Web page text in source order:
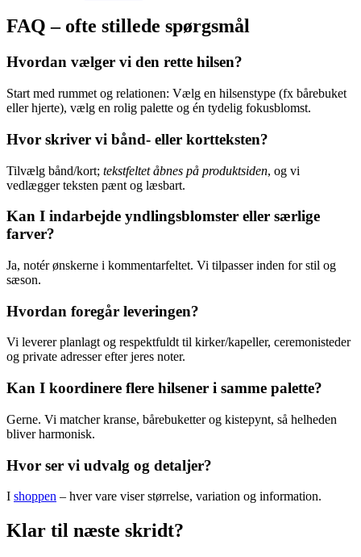
FAQ – ofte stillede spørgsmål
Hvordan vælger vi den rette hilsen?
Start med rummet og relationen: Vælg en hilsenstype (fx bårebuket
eller hjerte), vælg en rolig palette og én tydelig fokusblomst.
Hvor skriver vi bånd- eller kortteksten?
Tilvælg bånd/kort; tekstfeltet åbnes på produktsiden, og vi
vedlægger teksten pænt og læsbart.
Kan I indarbejde yndlingsblomster eller særlige
farver?
Ja, notér ønskerne i kommentarfeltet. Vi tilpasser inden for stil og
sæson.
Hvordan foregår leveringen?
Vi leverer planlagt og respektfuldt til kirker/kapeller, ceremonisteder
og private adresser efter jeres noter.
Kan I koordinere flere hilsener i samme palette?
Gerne. Vi matcher kranse, bårebuketter og kistepynt, så helheden
bliver harmonisk.
Hvor ser vi udvalg og detaljer?
I shoppen – hver vare viser størrelse, variation og information.
Klar til næste skridt?